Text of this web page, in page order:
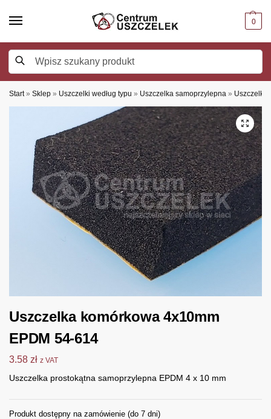
0
Start » Sklep » Uszczelki według typu » Uszczelka samoprzylepna » Uszczelka
Uszczelka komórkowa 4x10mm
EPDM 54-614
3.58 zł z VAT
Uszczelka prostokątna samoprzylepna EPDM 4 x 10 mm
Produkt dostępny na zamówienie (do 7 dni)